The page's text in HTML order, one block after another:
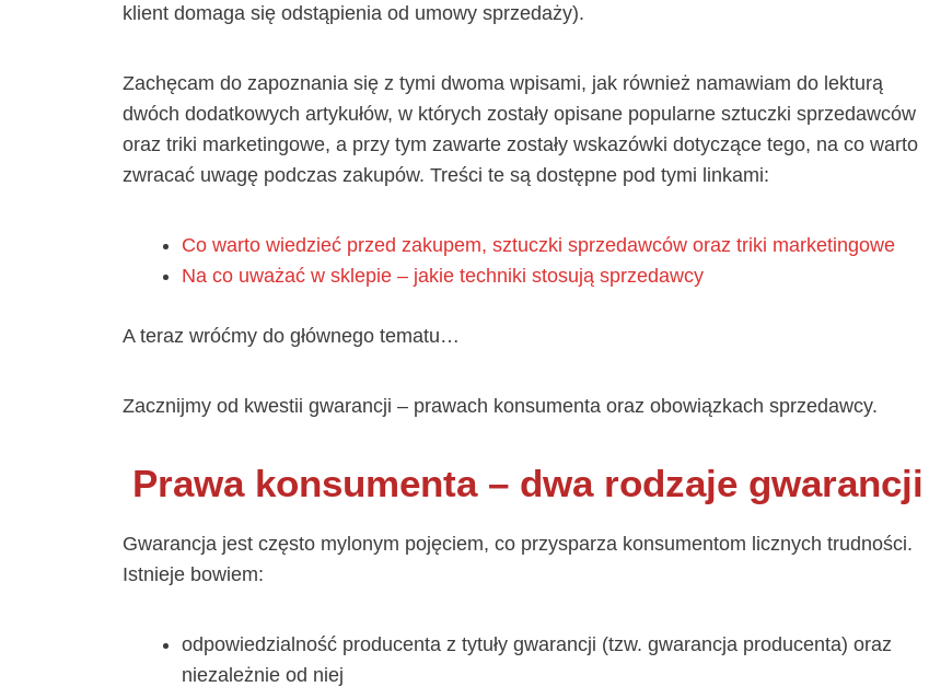
klient domaga się odstąpienia od umowy sprzedaży).
Zachęcam do zapoznania się z tymi dwoma wpisami, jak również namawiam do lekturą
dwóch dodatkowych artykułów, w których zostały opisane popularne sztuczki sprzedawców
oraz triki marketingowe, a przy tym zawarte zostały wskazówki dotyczące tego, na co warto
zwracać uwagę podczas zakupów. Treści te są dostępne pod tymi linkami:
Co warto wiedzieć przed zakupem, sztuczki sprzedawców oraz triki marketingowe
Na co uważać w sklepie – jakie techniki stosują sprzedawcy
A teraz wróćmy do głównego tematu…
Zacznijmy od kwestii gwarancji – prawach konsumenta oraz obowiązkach sprzedawcy.
Prawa konsumenta – dwa rodzaje gwarancji
Gwarancja jest często mylonym pojęciem, co przysparza konsumentom licznych trudności.
Istnieje bowiem:
odpowiedzialność producenta z tytuły gwarancji (tzw. gwarancja producenta) oraz
niezależnie od niej